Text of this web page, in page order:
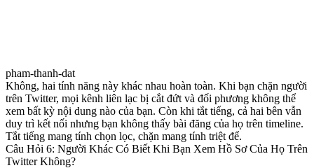
pham-thanh-dat
Không, hai tính năng này khác nhau hoàn toàn. Khi bạn chặn người
trên Twitter, mọi kênh liên lạc bị cắt đứt và đối phương không thể
xem bất kỳ nội dung nào của bạn. Còn khi tắt tiếng, cả hai bên vẫn
duy trì kết nối nhưng bạn không thấy bài đăng của họ trên timeline.
Tắt tiếng mang tính chọn lọc, chặn mang tính triệt để.
Câu Hỏi 6: Người Khác Có Biết Khi Bạn Xem Hồ Sơ Của Họ Trên
Twitter Không?